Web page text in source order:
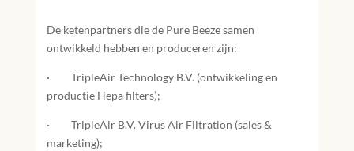
De ketenpartners die de Pure Beeze samen
ontwikkeld hebben en produceren zijn:
· TripleAir Technology B.V. (ontwikkeling en
productie Hepa filters);
· TripleAir B.V. Virus Air Filtration (sales &
marketing);